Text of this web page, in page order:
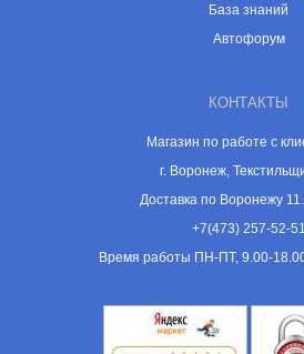
База знаний
Автофорум
КОНТАКТЫ
Магазин по работе с
г. Воронеж,
Доставка по Воронежу
+7(473) 257-52-51
Время работы ПН-ПТ, 9.00-